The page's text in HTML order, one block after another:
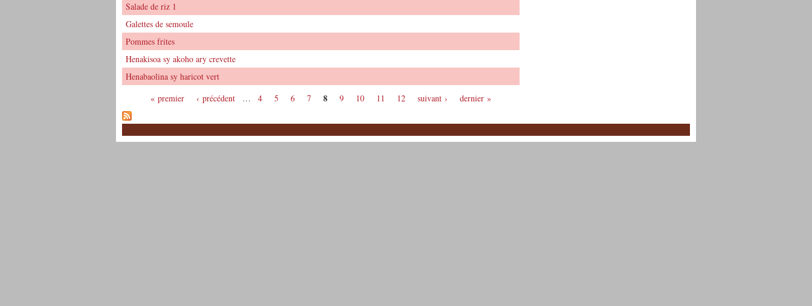
Salade de riz 1
Galettes de semoule
Pommes frites
Henakisoa sy akoho ary crevette
Henabaolina sy haricot vert
« premier ‹ précédent … 4 5 6 7 8 9 10 11 12 suivant › dernier »